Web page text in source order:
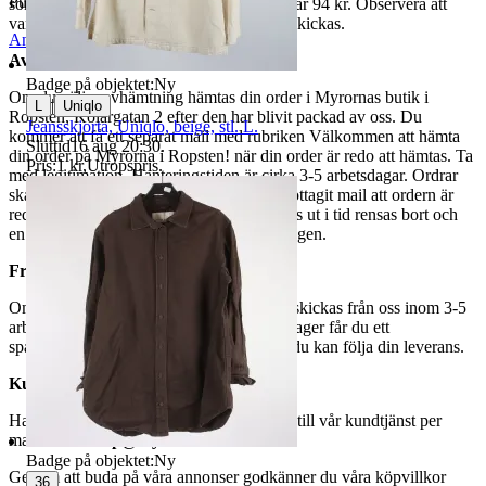
som avslutas samma dag. Samfraktspriset är 94 kr. Observera att
varor märkta endast avhämtning inte kan skickas.
Avhämtning
Om du väljer avhämtning hämtas din order i Myrornas butik i
Ropsten, Kolargatan 2 efter den har blivit packad av oss. Du
kommer att få ett separat mail med rubriken Välkommen att hämta
din order på Myrorna i Ropsten! när din order är redo att hämtas. Ta
med legitimation. Hanteringstiden är cirka 3-5 arbetsdagar. Ordrar
ska hämtas senast 7 dagar efter att man mottagit mail att ordern är
redo för avhämtning. Ordrar som ej hämtas ut i tid rensas bort och
en avgift på 84 kr dras av från återbetalningen.
Frakt
Om du har valt frakt kommer din vara att skickas från oss inom 3-5
arbetsdagar. När din vara har lämnat vårt lager får du ett
spårningsnummer av DSV inom kort där du kan följa din leverans.
Kundservice
Har du frågor eller funderingar hör av dig till vår kundtjänst per
mail:
webbshop@myrorna.se
Genom att buda på våra annonser godkänner du våra köpvillkor
Anmäl Sälj liknande
Badge på objektet:Ny
| Uniqlo
Jeansskjorta, Uniqlo, beige, stl. L.
Sluttid16 aug 20:30.
Pris:1 kr,Utropspris.
Badge på objektet:Ny
36